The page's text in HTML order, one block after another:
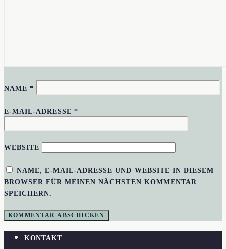
NAME*
E-MAIL-ADRESSE*
WEBSITE
NAME, E-MAIL-ADRESSE UND WEBSITE IN DIESEM
BROWSER FÜR MEINEN NÄCHSTEN KOMMENTAR
SPEICHERN.
KONTAKT